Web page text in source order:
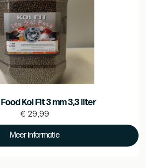
Food Koi Fit 3 mm 3,3 liter
€ 29,99
Meer informatie